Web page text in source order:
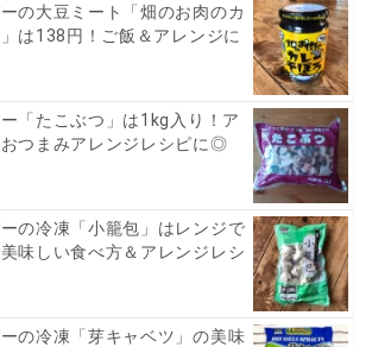
の大豆ミート「畑のお肉のカ
は138円！ご飯＆アレンジに
「たこぶつ」は1kg入り！ア
つまみアレンジレシピに◎
の冷凍「小籠包」はレンジで
味しい食べ方＆アレンジレシ
の冷凍「芽キャベツ」の美味